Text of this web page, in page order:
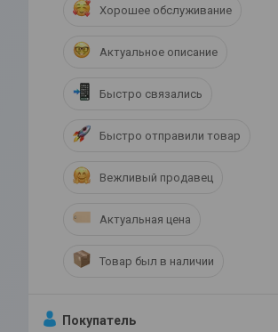
Хорошее обслуживание
Актуальное описание
Быстро связались
Быстро отправили товар
Вежливый продавец
Актуальная цена
Товар был в наличии
Покупатель